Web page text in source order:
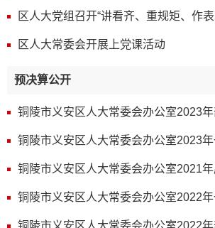
区人大常委会开展上党课活动
预决算公开